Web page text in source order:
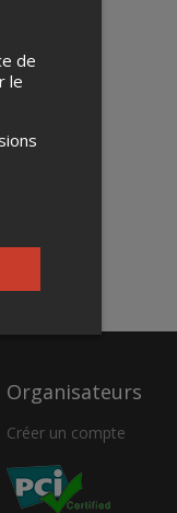
Organisateurs
Créer un compte
de
le